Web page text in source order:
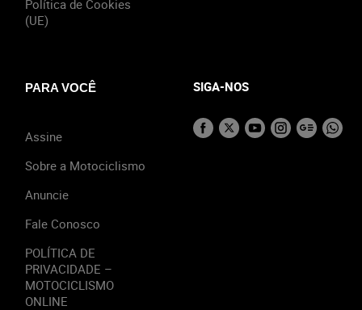
Política de Cookies
(UE)
PARA VOCÊ
Assine
Sobre a Motociclismo
Anuncie
Fale Conosco
POLÍTICA DE
PRIVACIDADE –
MOTOCICLISMO
ONLINE
SIGA-NOS